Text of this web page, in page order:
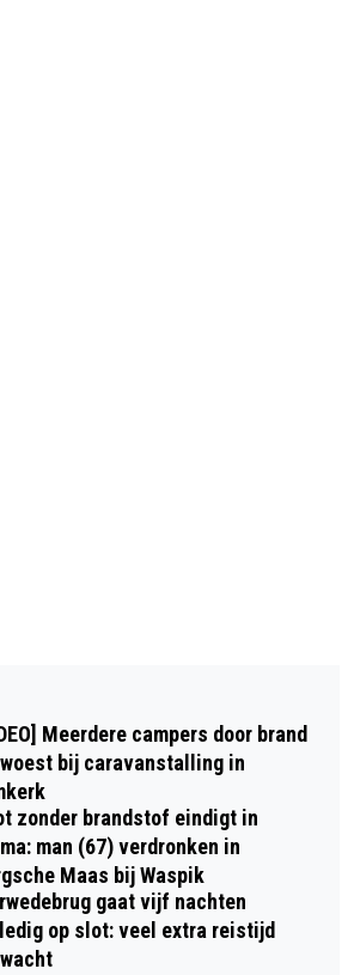
WINT HET NK
MET SUPERJACHT,
TE LAAG
Meerdere campers door brand
bij caravanstalling in
zonder brandstof eindigt in
man (67) verdronken in
Maas bij Waspik
gaat vijf nachten
op slot: veel extra reistijd